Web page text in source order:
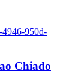
4946-950d-
Chiado